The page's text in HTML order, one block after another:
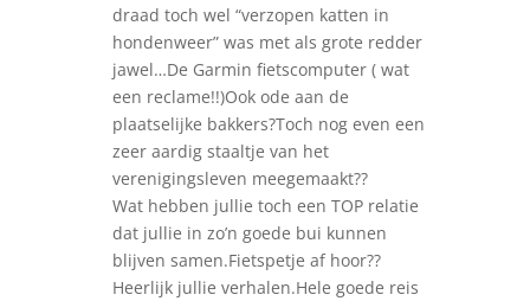
draad toch wel “verzopen katten in
hondenweer” was met als grote redder
jawel…De Garmin fietscomputer ( wat
een reclame!!)Ook ode aan de
plaatselijke bakkers?Toch nog even een
zeer aardig staaltje van het
verenigingsleven meegemaakt??
Wat hebben jullie toch een TOP relatie
dat jullie in zo’n goede bui kunnen
blijven samen.Fietspetje af hoor??
Heerlijk jullie verhalen.Hele goede reis